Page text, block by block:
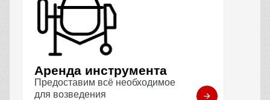
Аренда инструмента
Предоставим всё необходимое
для возведения